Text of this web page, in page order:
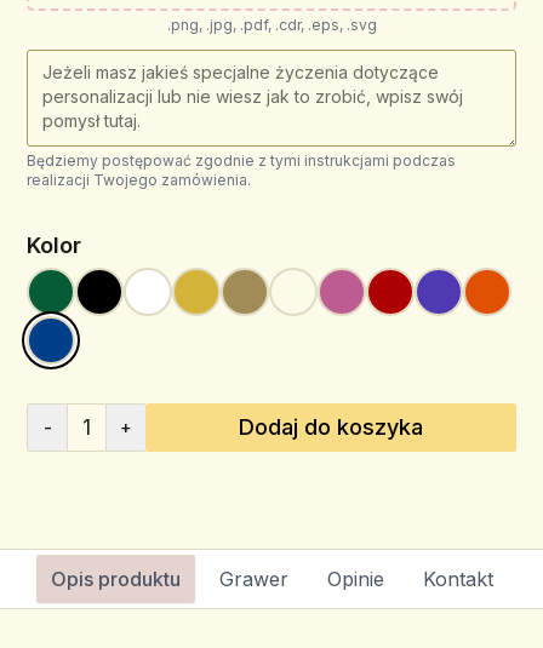
.png, .jpg, .pdf, .cdr, .eps, .svg
Będziemy postępować zgodnie z tymi instrukcjami podczas
realizacji Twojego zamówienia.
Kolor
- 1 + Dodaj do koszyka
Opis produktu Grawer Opinie Kontakt